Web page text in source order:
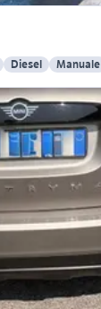
Diesel Manuale